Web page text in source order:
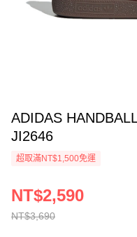
ADIDAS
JI2646
超取滿NT$1,500免運
NT$3,690
NT$2,590